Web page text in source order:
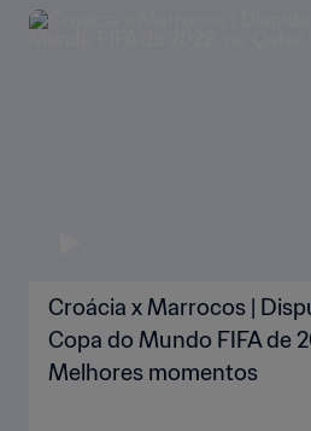
Croácia x Marrocos |
Copa do Mundo FIFA de
Melhores momentos